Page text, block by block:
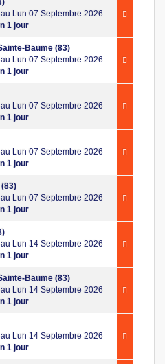
Lun 07 Septembre 2026
1 jour
Baume (83)
Lun 07 Septembre 2026
1 jour
Lun 07 Septembre 2026
1 jour
Lun 07 Septembre 2026
1 jour
Lun 07 Septembre 2026
1 jour
Lun 14 Septembre 2026
1 jour
Baume (83)
Lun 14 Septembre 2026
1 jour
Lun 14 Septembre 2026
1 jour